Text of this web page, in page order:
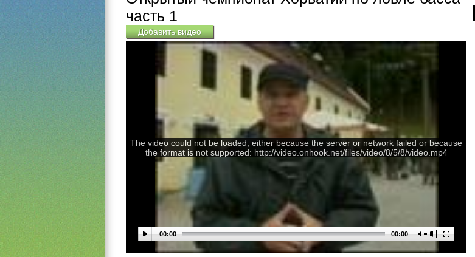
часть 1
Добавить видео
00:00 00:00
The video could not be loaded, either because the server or network failed or because
the format is not supported: http://video.onhook.net/files/video/8/5/8/video.mp4